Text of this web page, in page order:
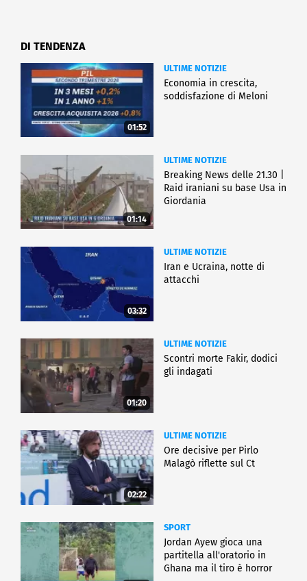
DI TENDENZA
01:52
ULTIME NOTIZIE
Economia in crescita,
soddisfazione di Meloni
01:14
ULTIME NOTIZIE
Breaking News delle 21.30 |
Raid iraniani su base Usa in
Giordania
03:32
ULTIME NOTIZIE
Iran e Ucraina, notte di
attacchi
01:20
ULTIME NOTIZIE
Scontri morte Fakir, dodici
gli indagati
02:22
ULTIME NOTIZIE
Ore decisive per Pirlo
Malagò riflette sul Ct
SPORT
Jordan Ayew gioca una
partitella all'oratorio in
Ghana ma il tiro è horror